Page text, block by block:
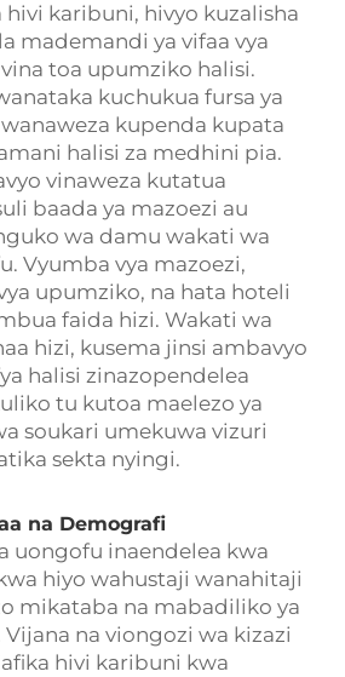
hivi karibuni, hivyo kuzalisha
mademandi ya vifaa vya
toa upumziko halisi.
kuchukua fursa ya
kupenda kupata
halisi za medhini pia.
vinaweza kutatua
baada ya mazoezi au
wa damu wakati wa
Vyumba vya mazoezi,
upumziko, na hata hoteli
faida hizi. Wakati wa
hizi, kusema jinsi ambavyo
halisi zinazopendelea
tu kutoa maelezo ya
soukari umekuwa vizuri
sekta nyingi.
na Demografi
uongofu inaendelea kwa
hiyo wahustaji wanahitaji
mikataba na mabadiliko ya
na viongozi wa kizazi
hivi karibuni kwa